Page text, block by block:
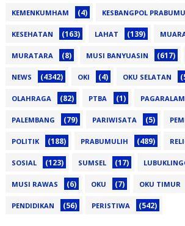
KEMENKUMHAM (4) KESBANGPOL
KESEHATAN (163) LAHAT (139)
MURATARA (8) MUSI BANYUASIN (617)
NEWS (4342) OKI (4) OKU SELATAN
OLAHRAGA (82) PTBA (1) PAGARALAM
PALEMBANG (79) PARIWISATA (5)
POLITIK (188) PRABUMULIH (489)
SOSIAL (123) SUMSEL (17)
MUSI RAWAS (6) OKU (7) OKU TIMUR
PENDIDIKAN (56) PERISTIWA (542)